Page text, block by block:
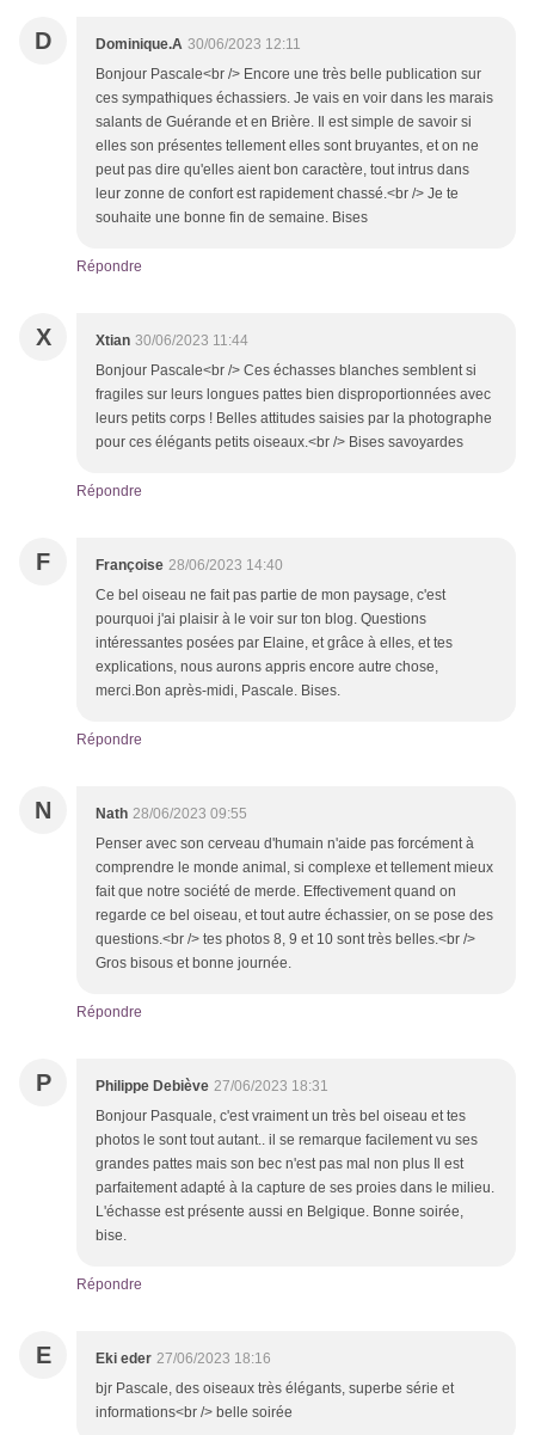
D Dominique.A 30/06/2023 12:11
Bonjour Pascale<br /> Encore une très belle publication sur
ces sympathiques échassiers. Je vais en voir dans les marais
salants de Guérande et en Brière. Il est simple de savoir si
elles son présentes tellement elles sont bruyantes, et on ne
peut pas dire qu'elles aient bon caractère, tout intrus dans
leur zonne de confort est rapidement chassé.<br /> Je te
souhaite une bonne fin de semaine. Bises
Répondre
X Xtian 30/06/2023 11:44
Bonjour Pascale<br /> Ces échasses blanches semblent si
fragiles sur leurs longues pattes bien disproportionnées avec
leurs petits corps ! Belles attitudes saisies par la photographe
pour ces élégants petits oiseaux.<br /> Bises savoyardes
Répondre
F Françoise 28/06/2023 14:40
Ce bel oiseau ne fait pas partie de mon paysage, c'est
pourquoi j'ai plaisir à le voir sur ton blog. Questions
intéressantes posées par Elaine, et grâce à elles, et tes
explications, nous aurons appris encore autre chose,
merci.Bon après-midi, Pascale. Bises.
Répondre
N Nath 28/06/2023 09:55
Penser avec son cerveau d'humain n'aide pas forcément à
comprendre le monde animal, si complexe et tellement mieux
fait que notre société de merde. Effectivement quand on
regarde ce bel oiseau, et tout autre échassier, on se pose des
questions.<br /> tes photos 8, 9 et 10 sont très belles.<br />
Gros bisous et bonne journée.
Répondre
P Philippe Debiève 27/06/2023 18:31
Bonjour Pasquale, c'est vraiment un très bel oiseau et tes
photos le sont tout autant.. il se remarque facilement vu ses
grandes pattes mais son bec n'est pas mal non plus Il est
parfaitement adapté à la capture de ses proies dans le milieu.
L'échasse est présente aussi en Belgique. Bonne soirée,
bise.
Répondre
E Eki eder 27/06/2023 18:16
bjr Pascale, des oiseaux très élégants, superbe série et
informations<br /> belle soirée